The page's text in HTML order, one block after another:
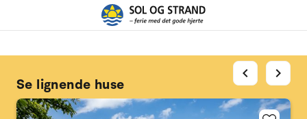
Se lignende huse
chevron_left chevron_right